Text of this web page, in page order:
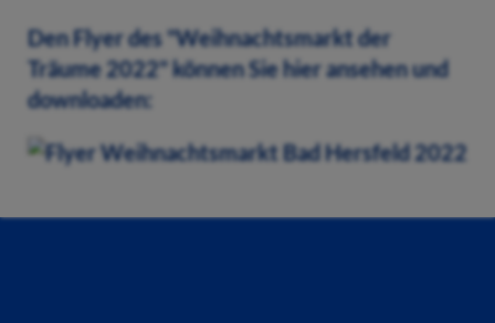
Den Flyer des "Weihnachtsmarkt der
Träume 2022" können Sie hier ansehen und
downloaden: